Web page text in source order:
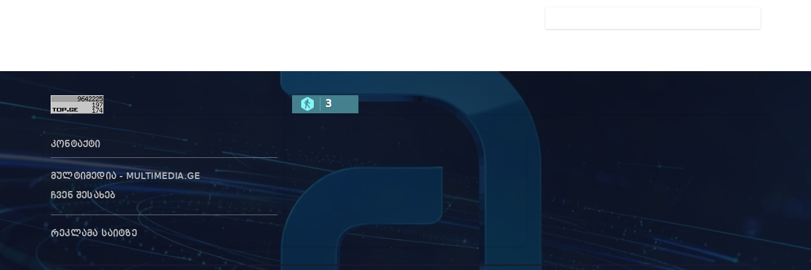
3
კონტაქტი
მულტიმედია - MULTIMEDIA.GE
ჩვენ შესახებ
რეკლამა საიტზე